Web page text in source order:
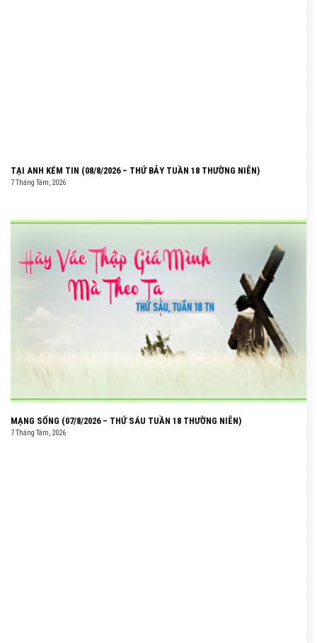
TẠI ANH KÉM TIN (08/8/2026 – THỨ BẢY TUẦN 18 THƯỜNG NIÊN)
7 Tháng Tám, 2026
MẠNG SỐNG (07/8/2026 – THỨ SÁU TUẦN 18 THƯỜNG NIÊN)
7 Tháng Tám, 2026